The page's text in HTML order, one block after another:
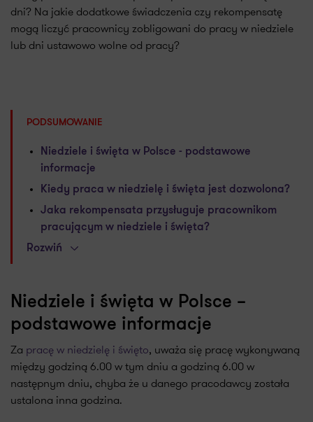
dni? Na jakie dodatkowe świadczenia czy rekompensatę
mogą liczyć pracownicy zobligowani do pracy w niedziele
lub dni ustawowo wolne od pracy?
PODSUMOWANIE
Niedziele i święta w Polsce - podstawowe
informacje
Kiedy praca w niedzielę i święta jest dozwolona?
Jaka rekompensata przysługuje pracownikom
pracującym w niedziele i święta?
Rozwiń
Niedziele i święta w Polsce –
podstawowe informacje
Za pracę w niedzielę i święto, uważa się pracę wykonywaną
między godziną 6.00 w tym dniu a godziną 6.00 w
następnym dniu, chyba że u danego pracodawcy została
ustalona inna godzina.